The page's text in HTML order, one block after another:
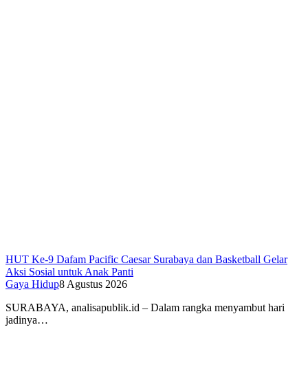
HUT Ke-9 Dafam Pacific Caesar Surabaya dan Basketball Gelar
Aksi Sosial untuk Anak Panti
Gaya Hidup8 Agustus 2026
SURABAYA, analisapublik.id – Dalam rangka menyambut hari
jadinya…